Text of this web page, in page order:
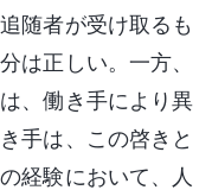
随者が受け取るも
は正しい。一方、
、働き手により異
手は、この啓きと
経験において、人